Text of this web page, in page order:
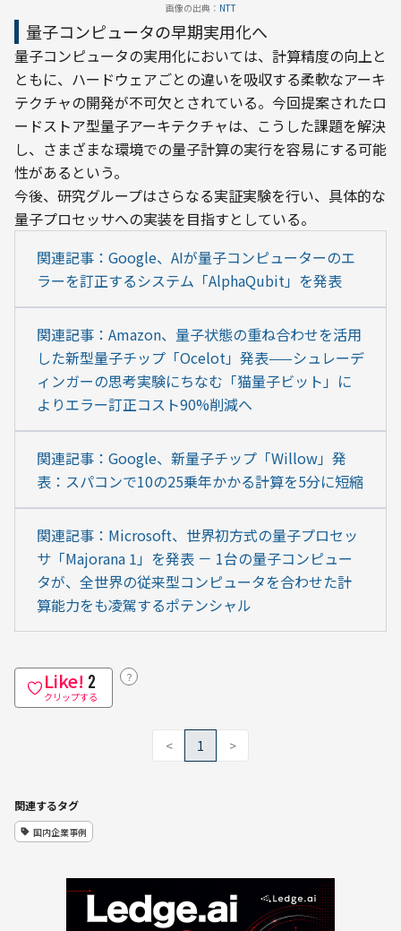
画像の出典： NTT
量子コンピュータの早期実用化へ
量子コンピュータの実用化においては、計算精度の向上と
ともに、ハードウェアごとの違いを吸収する柔軟なアーキ
テクチャの開発が不可欠とされている。今回提案されたロ
ードストア型量子アーキテクチャは、こうした課題を解決
し、さまざまな環境での量子計算の実行を容易にする可能
性があるという。
今後、研究グループはさらなる実証実験を行い、具体的な
量子プロセッサへの実装を目指すとしている。
関連記事：Google、AIが量子コンピューターのエ
ラーを訂正するシステム「AlphaQubit」を発表
関連記事：Amazon、量子状態の重ね合わせを活用
した新型量子チップ「Ocelot」発表——シュレーデ
ィンガーの思考実験にちなむ「猫量子ビット」に
よりエラー訂正コスト90%削減へ
関連記事：Google、新量子チップ「Willow」発
表：スパコンで10の25乗年かかる計算を5分に短縮
関連記事：Microsoft、世界初方式の量子プロセッ
サ「Majorana 1」を発表 － 1台の量子コンピュー
タが、全世界の従来型コンピュータを合わせた計
算能力をも凌駕するポテンシャル
Like! 2
クリップする
？
< 1 >
関連するタグ
国内企業事例